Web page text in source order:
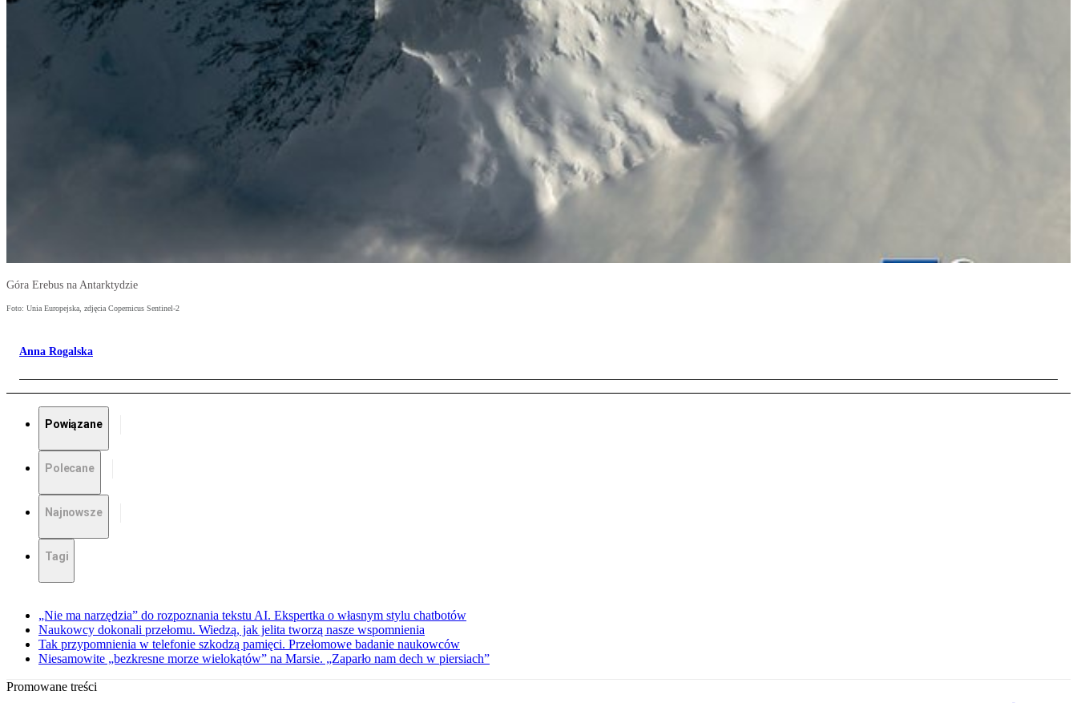
Góra Erebus na Antarktydzie
Foto: Unia Europejska, zdjęcia Copernicus Sentinel-2
Anna Rogalska
Powiązane
Polecane
Najnowsze
Tagi
„Nie ma narzędzia” do rozpoznania tekstu AI. Ekspertka o własnym stylu chatbotów
Naukowcy dokonali przełomu. Wiedzą, jak jelita tworzą nasze wspomnienia
Tak przypomnienia w telefonie szkodzą pamięci. Przełomowe badanie naukowców
Niesamowite „bezkresne morze wielokątów” na Marsie. „Zaparło nam dech w piersiach”
Promowane treści